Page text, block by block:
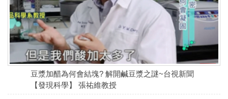
豆漿加醋為何會結塊? 解開鹹豆漿之謎~台視新聞
【發現科學】 張祐維教授